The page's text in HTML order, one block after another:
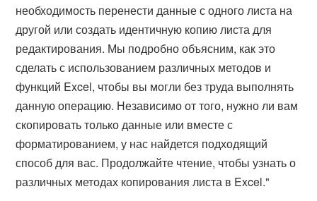
необходимость перенести данные с одного листа на
другой или создать идентичную копию листа для
редактирования. Мы подробно объясним, как это
сделать с использованием различных методов и
функций Excel, чтобы вы могли без труда выполнять
данную операцию. Независимо от того, нужно ли вам
скопировать только данные или вместе с
форматированием, у нас найдется подходящий
способ для вас. Продолжайте чтение, чтобы узнать о
различных методах копирования листа в Excel."